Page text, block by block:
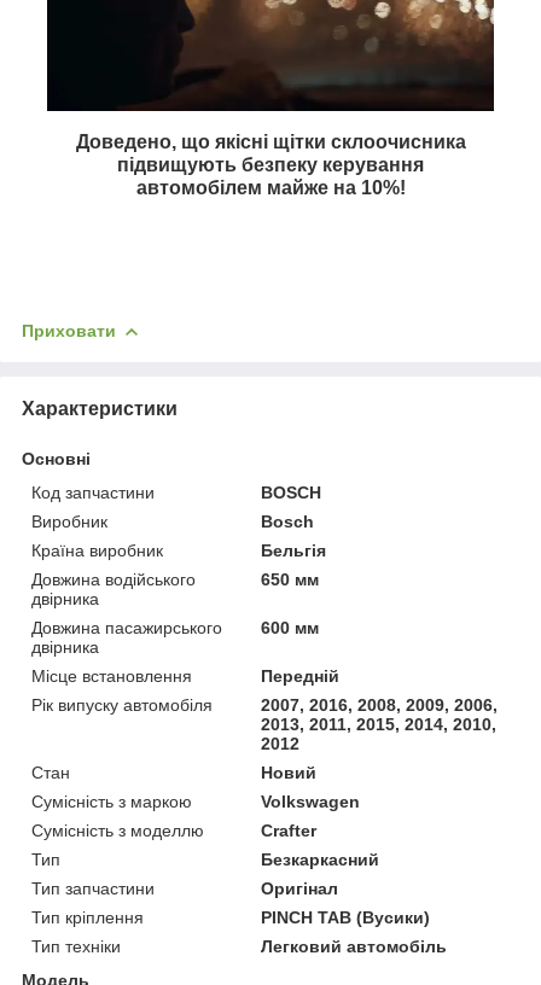
Доведено, що якісні щітки склоочисника
підвищують безпеку керування
автомобілем майже на 10%!
Приховати
Характеристики
Основні
Код запчастини
BOSCH
Виробник
Bosch
Країна виробник
Бельгія
Довжина водійського
двірника
650 мм
Довжина пасажирського
двірника
600 мм
Місце встановлення
Передній
Рік випуску автомобіля
2007, 2016, 2008, 2009, 2006,
2013, 2011, 2015, 2014, 2010,
2012
Стан
Новий
Сумісність з маркою
Volkswagen
Сумісність з моделлю
Crafter
Тип
Безкаркасний
Тип запчастини
Оригінал
Тип кріплення
PINCH TAB (Вусики)
Тип техніки
Легковий автомобіль
Модель